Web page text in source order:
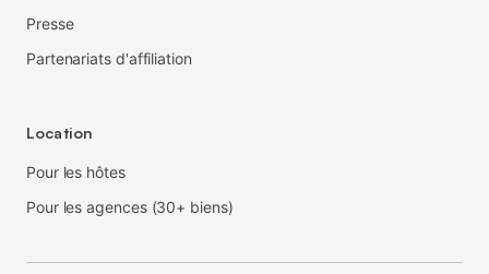
Presse
Partenariats d'affiliation
Location
Pour les hôtes
Pour les agences (30+ biens)